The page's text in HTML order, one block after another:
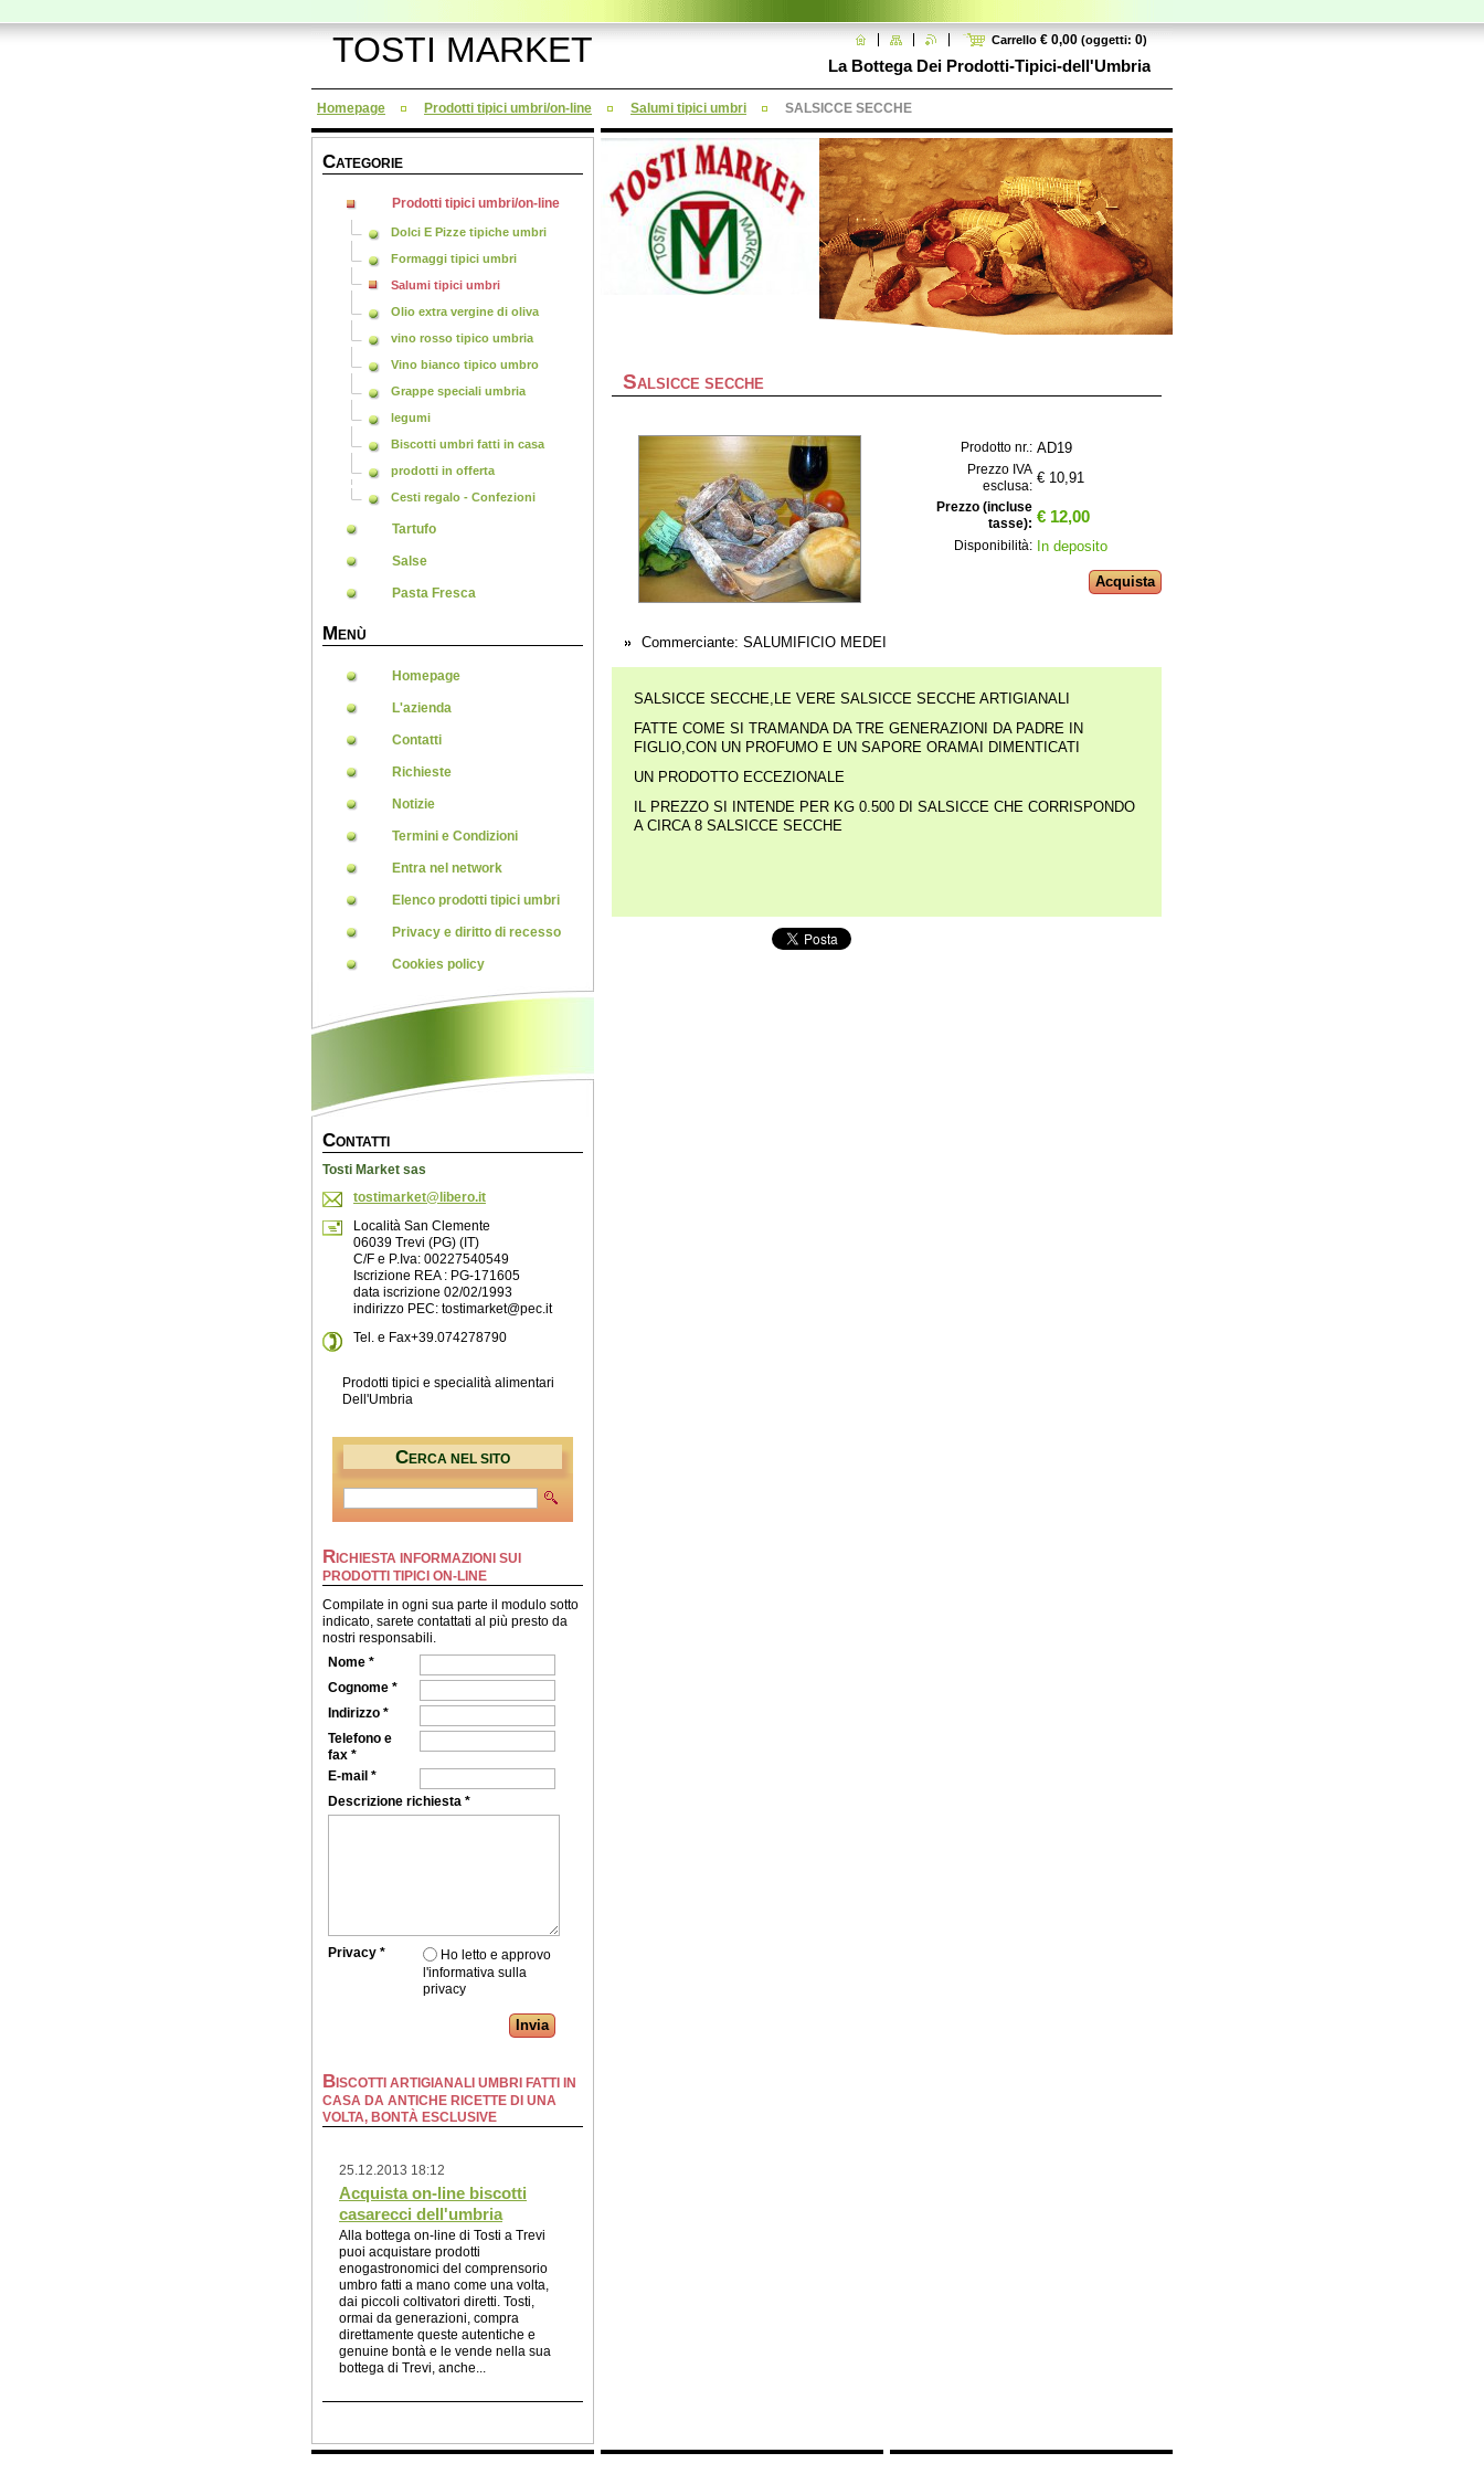
TOSTI MARKET Carrello € 0,00 (oggetti: 0)
La Bottega Dei Prodotti-Tipici-dell'Umbria
Homepage Prodotti tipici umbri/on-line Salumi tipici umbri SALSICCE SECCHE
SALSICCE SECCHE
Prodotto nr.: AD19
Prezzo IVA
esclusa: € 10,91
Prezzo (incluse
tasse): € 12,00
Disponibilità: In deposito
Commerciante: SALUMIFICIO MEDEI
SALSICCE SECCHE,LE VERE SALSICCE SECCHE ARTIGIANALI
FATTE COME SI TRAMANDA DA TRE GENERAZIONI DA PADRE IN
FIGLIO,CON UN PROFUMO E UN SAPORE ORAMAI DIMENTICATI
UN PRODOTTO ECCEZIONALE
IL PREZZO SI INTENDE PER KG 0.500 DI SALSICCE CHE CORRISPONDO
A CIRCA 8 SALSICCE SECCHE
CATEGORIE
Prodotti tipici umbri/on-line
Dolci E Pizze tipiche umbri
Formaggi tipici umbri
Salumi tipici umbri
Olio extra vergine di oliva
vino rosso tipico umbria
Vino bianco tipico umbro
Grappe speciali umbria
legumi
Biscotti umbri fatti in casa
prodotti in offerta
Cesti regalo - Confezioni
Tartufo
Salse
Pasta Fresca
M ENÙ
Homepage
L'azienda
Contatti
Richieste
Notizie
Termini e Condizioni
Entra nel network
Elenco prodotti tipici umbri
Privacy e diritto di recesso
Cookies policy
CONTATTI
Tosti Market sas
tostimarket@libero.it
Località San Clemente
06039 Trevi (PG) (IT)
C/F e P.Iva: 00227540549
Iscrizione REA : PG-171605
data iscrizione 02/02/1993
indirizzo PEC: tostimarket@pec.it
Tel. e Fax+39.074278790
Prodotti tipici e specialità alimentari
Dell'Umbria
CERCA NEL SITO
R ICHIESTA INFORMAZIONI SUI
PRODOTTI TIPICI ON-LINE
Compilate in ogni sua parte il modulo sotto
indicato, sarete contattati al più presto da
nostri responsabili.
Nome *
Cognome *
Indirizzo *
Telefono e
fax *
E-mail *
Descrizione richiesta *
Privacy *
Ho letto e approvo
l'informativa sulla
privacy
B ISCOTTI ARTIGIANALI UMBRI FATTI IN
CASA DA ANTICHE RICETTE DI UNA
VOLTA, BONTÀ ESCLUSIVE
25.12.2013 18:12
Acquista on-line biscotti
casarecci dell'umbria
Alla bottega on-line di Tosti a Trevi
puoi acquistare prodotti
enogastronomici del comprensorio
umbro fatti a mano come una volta,
dai piccoli coltivatori diretti. Tosti,
ormai da generazioni, compra
direttamente queste autentiche e
genuine bontà e le vende nella sua
bottega di Trevi, anche...